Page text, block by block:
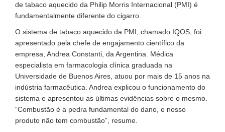
de tabaco aquecido da Philip Morris Internacional (PMI) é
fundamentalmente diferente do cigarro.
O sistema de tabaco aquecido da PMI, chamado IQOS, foi
apresentado pela chefe de engajamento científico da
empresa, Andrea Constanti, da Argentina. Médica
especialista em farmacologia clínica graduada na
Universidade de Buenos Aires, atuou por mais de 15 anos na
indústria farmacêutica. Andrea explicou o funcionamento do
sistema e apresentou as últimas evidências sobre o mesmo.
“Combustão é a pedra fundamental do dano, e nosso
produto não tem combustão”, resume.